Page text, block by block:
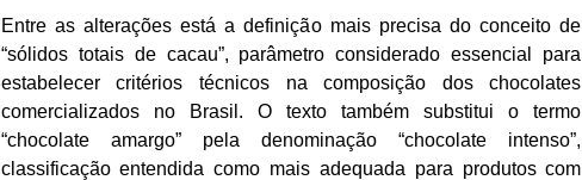
Entre as alterações está a definição mais precisa do conceito de
“sólidos totais de cacau”, parâmetro considerado essencial para
estabelecer critérios técnicos na composição dos chocolates
comercializados no Brasil. O texto também substitui o termo
“chocolate amargo” pela denominação “chocolate intenso”,
classificação entendida como mais adequada para produtos com